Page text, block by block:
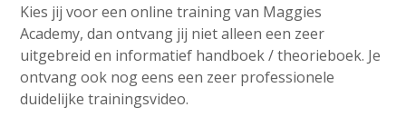
Kies jij voor een online training van Maggies
Academy, dan ontvang jij niet alleen een zeer
uitgebreid en informatief handboek / theorieboek. Je
ontvang ook nog eens een zeer professionele
duidelijke trainingsvideo.